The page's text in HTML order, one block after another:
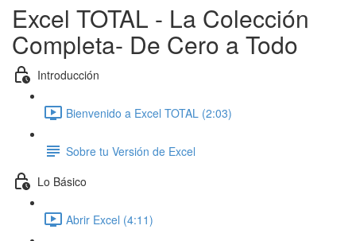
Excel TOTAL - La Colección
Completa- De Cero a Todo
Introducción
Bienvenido a Excel TOTAL (2:03)
Sobre tu Versión de Excel
Lo Básico
Abrir Excel (4:11)